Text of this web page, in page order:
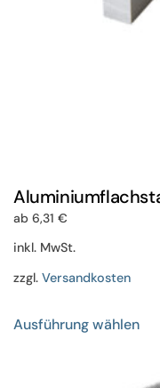
ab 6,31 €
inkl. MwSt.
zzgl. Versandkosten
Ausführung wählen